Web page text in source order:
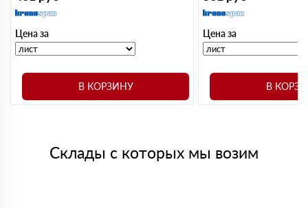
Цена за
В КОРЗИНУ
Цена за
В
Склады с которых мы возим